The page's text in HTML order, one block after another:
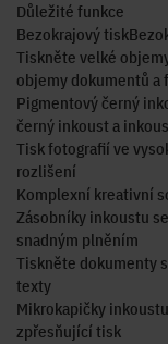
Důležité funkce
Bezokrajový
Tiskněte velké
objemy dokumentů a
Pigmentový černý
černý inkoust a
Tisk fotografií ve
rozlišení
Komplexní kreativní
Zásobníky inkoustu
snadným plněním
Tiskněte dokumenty
texty
Mikrokapičky
zpřesňující tisk